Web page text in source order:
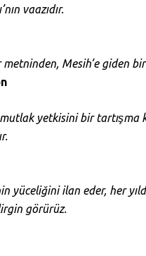
vaazıdır.
metninden, Mesih’e giden
mutlak yetkisini bir
yüceliğini ilan eder, her
görürüz.